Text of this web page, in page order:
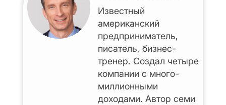
Известный
американский
предприниматель,
писатель, бизнес-
тренер. Создал четыре
компании с много-
миллионными
доходами. Автор семи